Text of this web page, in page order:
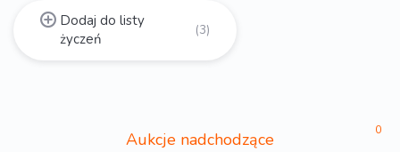
Dodaj do listy
życzeń
(3)
Aukcje nadchodzące 0